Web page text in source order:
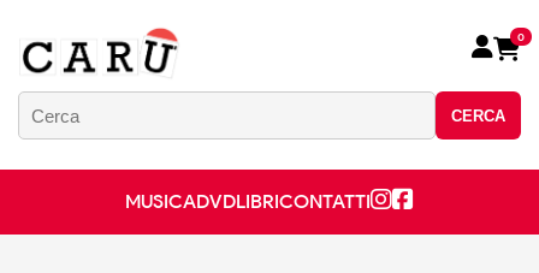
CERCA
0
MUSICADVDLIBRICONTATTI